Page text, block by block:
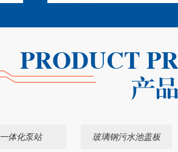
一体化泵站 玻璃钢污水池盖板